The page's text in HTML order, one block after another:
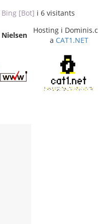
Bing [Bot] i 6 visitants
Nielsen
Hosting i
a CAT1.NET